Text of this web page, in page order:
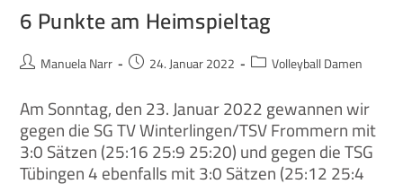
6 Punkte am Heimspieltag
Manuela Narr 24. Januar 2022 Volleyball Damen
Am Sonntag, den 23. Januar 2022 gewannen wir
gegen die SG TV Winterlingen/TSV Frommern mit
3:0 Sätzen (25:16 25:9 25:20) und gegen die TSG
Tübingen 4 ebenfalls mit 3:0 Sätzen (25:12 25:4